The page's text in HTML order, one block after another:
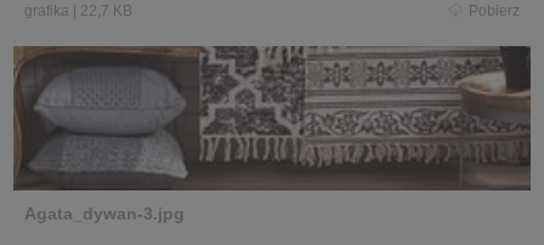
grafika | 22,7 KB Pobierz
Agata_dywan-3.jpg